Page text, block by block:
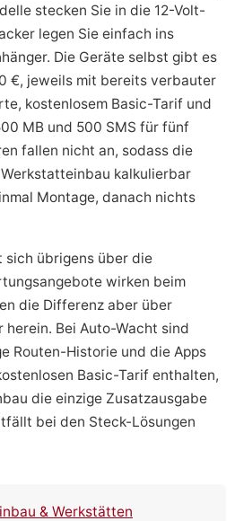
stecken Sie in die 12-Volt-
legen Sie einfach ins
Die Geräte selbst gibt es
€, jeweils mit bereits verbauter
kostenlosem Basic-Tarif und
MB und 500 SMS für fünf
fallen nicht an, sodass die
kalkulierbar
Montage, danach nichts
sich übrigens über die
wirken beim
die Differenz aber über
Bei Auto-Wacht sind
Routen-Historie und die Apps
Basic-Tarif enthalten,
die einzige Zusatzausgabe
bei den Steck-Lösungen
& Werkstätten